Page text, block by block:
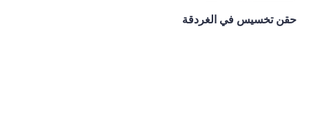
حقن تخسيس في الغردقة